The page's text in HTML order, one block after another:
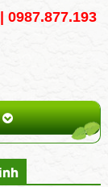
0987.877.193